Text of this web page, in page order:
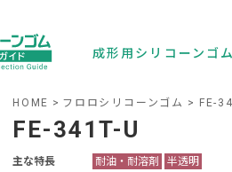
成形用シリコーンゴ
HOME フロロシリコーンゴム FE-
FE-341T-U
主な特長 耐油・耐溶剤 半透明